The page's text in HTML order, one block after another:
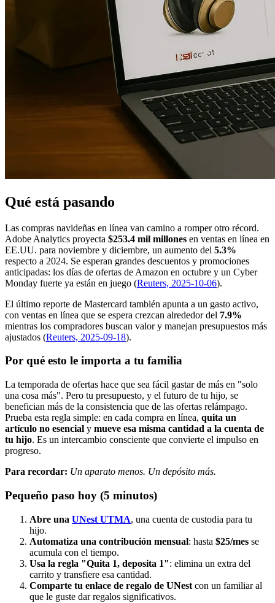
Qué está pasando
Las compras navideñas en línea van camino a romper otro récord.
Adobe Analytics proyecta $253.4 mil millones en ventas en línea en
EE.UU. para noviembre y diciembre, un aumento del 5.3%
respecto a 2024. Se esperan grandes descuentos y promociones
anticipadas: los días de ofertas de Amazon en octubre y un Cyber
Monday fuerte ya están en juego (Reuters, 2025-10-06).
El último reporte de Mastercard también apunta a un gasto activo,
con ventas en línea que se espera crezcan alrededor del 7.9%
mientras los compradores buscan valor y manejan presupuestos más
ajustados (Reuters, 2025-09-18).
Por qué esto le importa a tu familia
La temporada de ofertas hace que sea fácil gastar de más en "solo
una cosa más". Pero tu presupuesto, y el futuro de tu hijo, se
benefician más de la consistencia que de las ofertas relámpago.
Prueba esta regla simple: en cada compra en línea, quita un
artículo no esencial y mueve esa misma cantidad a la cuenta de
tu hijo. Es un intercambio consciente que convierte el impulso en
progreso.
Para recordar: Un aparato menos. Un depósito más.
Pequeño paso hoy (5 minutos)
Abre una UNest UTMA, una cuenta de custodia para tu
hijo.
Automatiza una contribución mensual: hasta $25/mes se
acumula con el tiempo.
Usa la regla "Quita 1, deposita 1": elimina un extra del
carrito y transfiere esa cantidad.
Comparte tu enlace de regalo de UNest con un familiar al
que le guste dar regalos significativos.